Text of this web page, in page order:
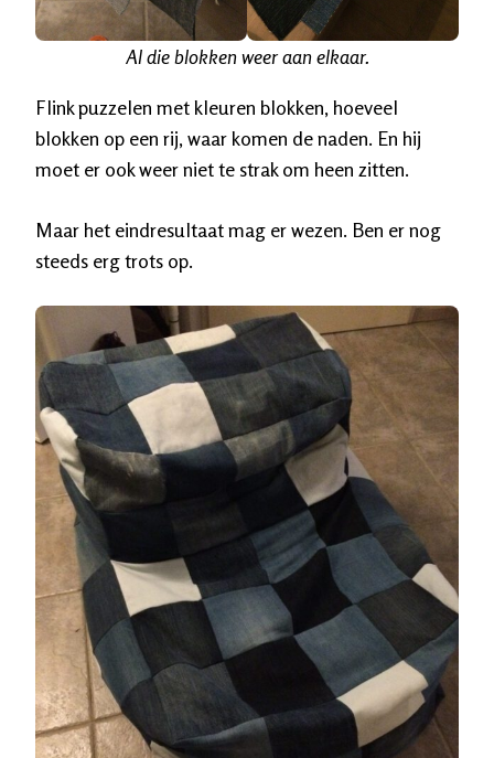
Al die blokken weer aan elkaar.
Flink puzzelen met kleuren blokken, hoeveel
blokken op een rij, waar komen de naden. En hij
moet er ook weer niet te strak om heen zitten.
Maar het eindresultaat mag er wezen. Ben er nog
steeds erg trots op.